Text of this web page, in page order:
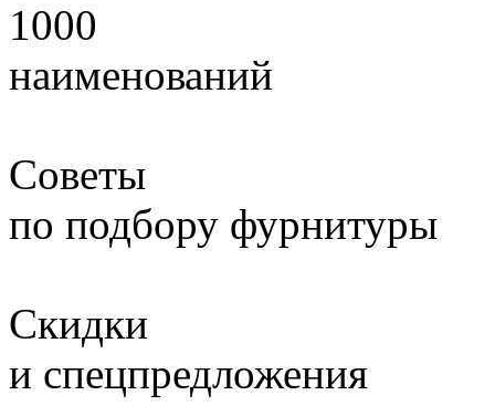
1000
наименований
Советы
по подбору фурнитуры
Скидки
и спецпредложения